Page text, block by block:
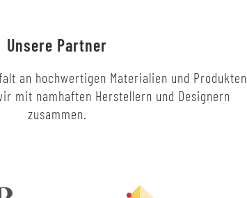
Unsere Partner
an hochwertigen Materialien und Produkten
mit namhaften Herstellern und Designern
zusammen.